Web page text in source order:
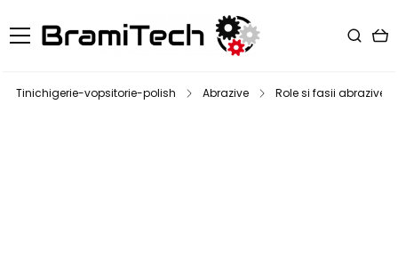
Tinichigerie-vopsitorie-polish Abrazive Role si fasii abrazive